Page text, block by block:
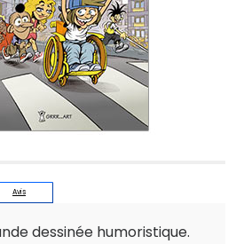
Avis
dessinée humoristique.